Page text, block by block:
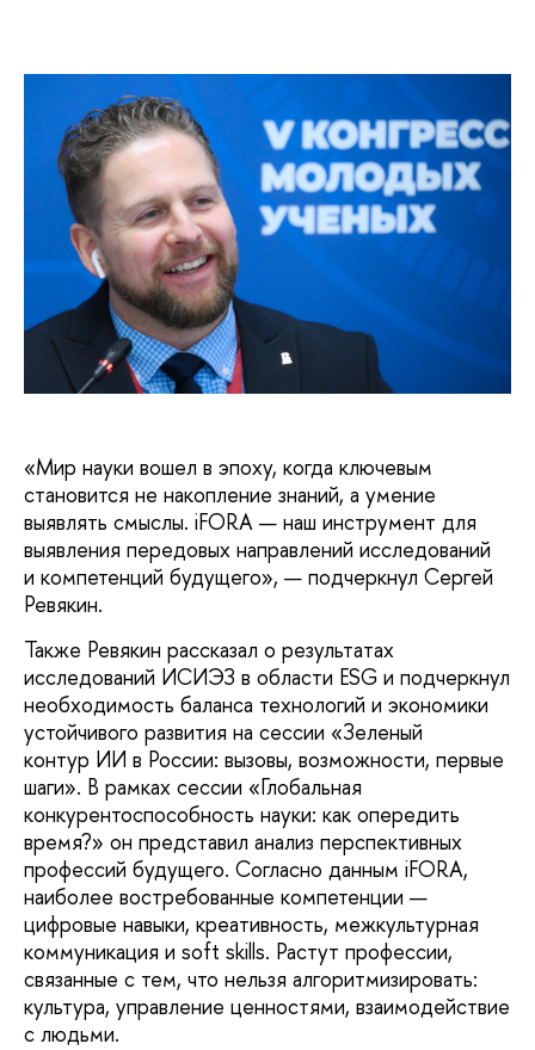
«Мир науки вошел в эпоху, когда ключевым
становится не накопление знаний, а умение
выявлять смыслы. iFORA — наш инструмент для
выявления передовых направлений исследований
и компетенций будущего», — подчеркнул Сергей
Ревякин.
Также Ревякин рассказал о результатах
исследований ИСИЭЗ в области ESG и подчеркнул
необходимость баланса технологий и экономики
устойчивого развития на сессии «Зеленый
контур ИИ в России: вызовы, возможности, первые
шаги». В рамках сессии «Глобальная
конкурентоспособность науки: как опередить
время?» он представил анализ перспективных
профессий будущего. Согласно данным iFORA,
наиболее востребованные компетенции —
цифровые навыки, креативность, межкультурная
коммуникация и soft skills. Растут профессии,
связанные с тем, что нельзя алгоритмизировать:
культура, управление ценностями, взаимодействие
с людьми.